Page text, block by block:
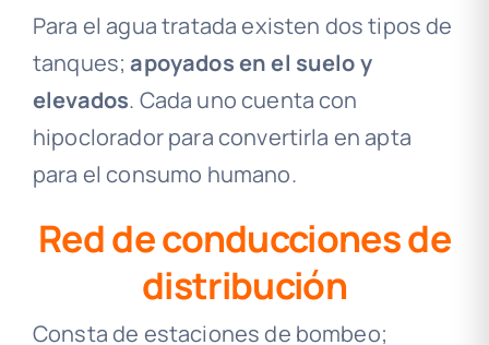
Para el agua tratada existen dos tipos de
tanques;apoyados en el suelo y
elevados. Cada uno cuenta con
hipoclorador para convertirla en apta
para el consumo humano.
Red de conducciones de
distribución
Consta de estaciones de bombeo;